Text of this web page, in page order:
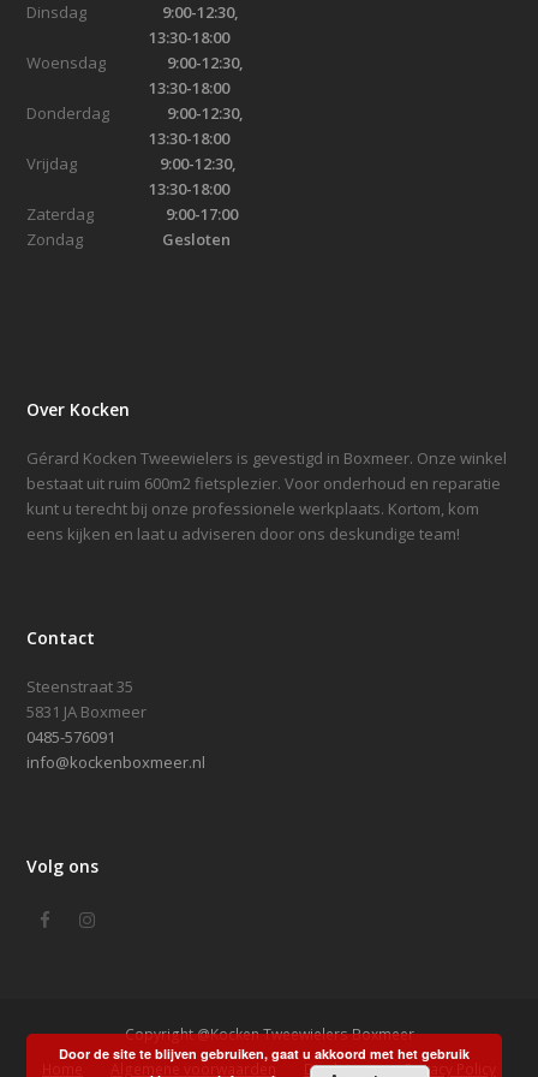
Dinsdag 9:00-12:30,
13:30-18:00
Woensdag
9:00-12:30,
13:30-18:00
Donderdag 9:00-12:30,
13:30-18:00
Vrijdag 9:00-12:30,
13:30-18:00
Zaterdag 9:00-17:00
Zondag Gesloten
Over Kocken
Gérard Kocken Tweewielers is gevestigd in Boxmeer. Onze winkel
bestaat uit ruim 600m2 fietsplezier. Voor onderhoud en reparatie
kunt u terecht bij onze professionele werkplaats. Kortom, kom
eens kijken en laat u adviseren door ons deskundige team!
Contact
Steenstraat 35
5831 JA Boxmeer
0485-576091
info@kockenboxmeer.nl
Volg ons
FacebookInstagram
Copyright @Kocken Tweewielers Boxmeer
Algemene voorwaarden Disclaimer Privacy Policy
Door de site te blijven gebruiken, gaat u akkoord met het gebruik